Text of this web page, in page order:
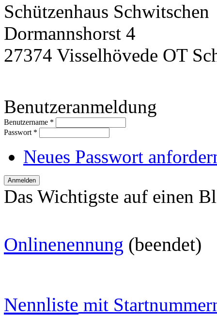
Schützenhaus Schwitschen
Dormannshorst 4
27374 Visselhövede OT
Benutzeranmeldung
Benutzername *
Passwort *
Neues Passwort
Das Wichtigste auf einen
Onlinenennung (beendet)
Nennliste mit